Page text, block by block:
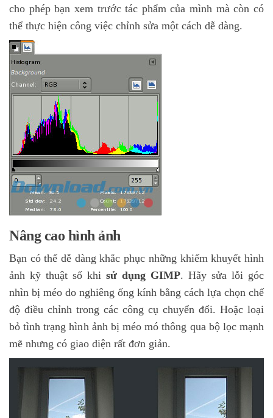
cho phép bạn xem trước tác phẩm của mình mà còn có
thể thực hiện công việc chỉnh sửa một cách dễ dàng.
Nâng cao hình ảnh
Bạn có thể dễ dàng khắc phục những khiếm khuyết hình
ảnh kỹ thuật số khi sử dụng GIMP. Hãy sửa lỗi góc
nhìn bị méo do nghiêng ống kính bằng cách lựa chọn chế
độ điều chỉnh trong các công cụ chuyển đổi. Hoặc loại
bỏ tình trạng hình ảnh bị méo mó thông qua bộ lọc mạnh
mẽ nhưng có giao diện rất đơn giản.